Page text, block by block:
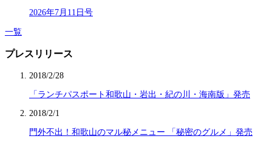
2026年7月11日号
一覧
プレスリリース
2018/2/28
「ランチパスポート和歌山・岩出・紀の川・海南版」発売
2018/2/1
門外不出！和歌山のマル秘メニュー 「秘密のグルメ」発売